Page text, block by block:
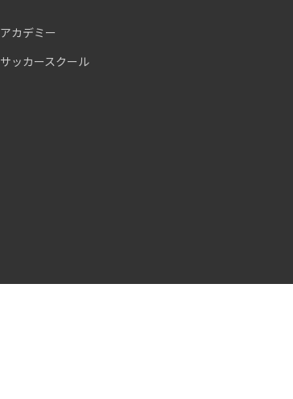
アカデミー
サッカースクール